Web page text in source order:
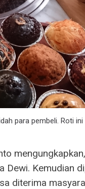
para pembeli. Roti
Dewi. Kemudian
diterima